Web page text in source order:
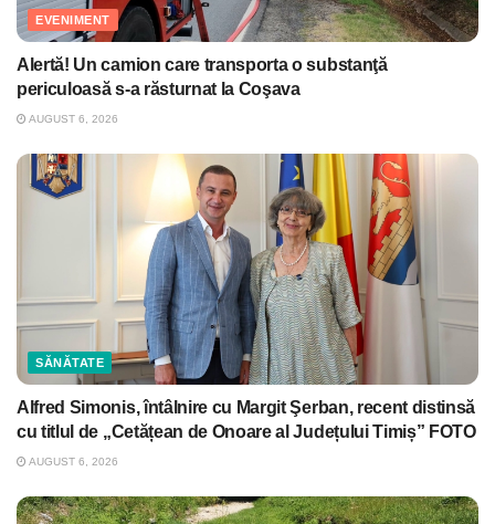
EVENIMENT
Alertă! Un camion care transporta o substanţă
periculoasă s-a răsturnat la Coşava
AUGUST 6, 2026
SĂNĂTATE
Alfred Simonis, întâlnire cu Margit Şerban, recent distinsă
cu titlul de „Cetățean de Onoare al Județului Timiș” FOTO
AUGUST 6, 2026